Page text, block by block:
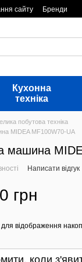
сайту Бренди
Кухонна
техніка
побутова техніка
MIDEA MF100W70-UA
машина
Написати відгук
грн
для відображення
коли